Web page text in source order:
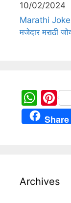
10/02/2024
Marathi
मजेदार मराठी
W
h
at
p
Pi
Share
Archives